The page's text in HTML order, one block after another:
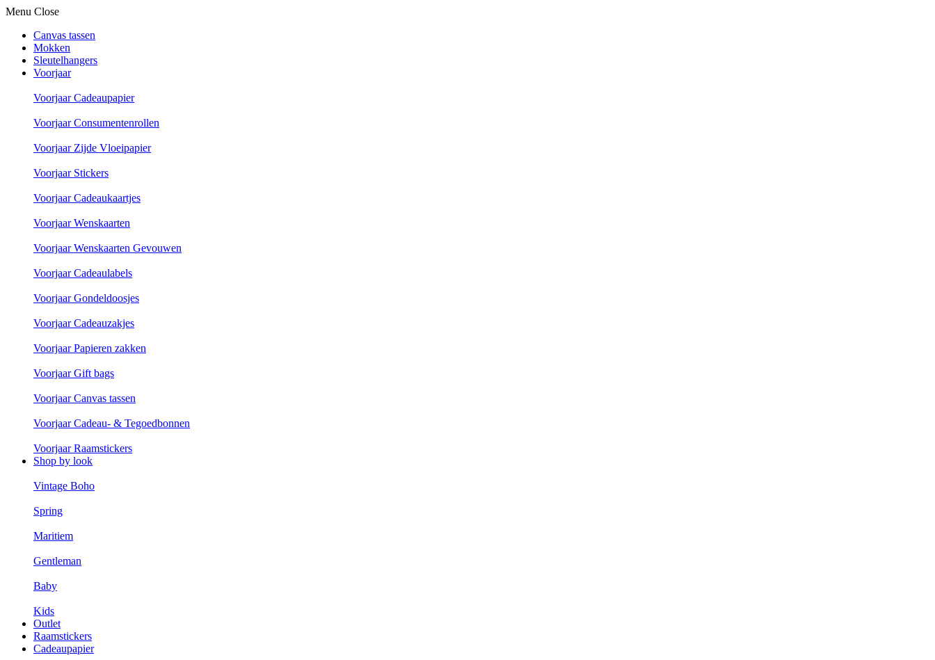
Menu Close
Canvas tassen
Mokken
Sleutelhangers
Voorjaar
Voorjaar Cadeaupapier
Voorjaar Consumentenrollen
Voorjaar Zijde Vloeipapier
Voorjaar Stickers
Voorjaar Cadeaukaartjes
Voorjaar Wenskaarten
Voorjaar Wenskaarten Gevouwen
Voorjaar Cadeaulabels
Voorjaar Gondeldoosjes
Voorjaar Cadeauzakjes
Voorjaar Papieren zakken
Voorjaar Gift bags
Voorjaar Canvas tassen
Voorjaar Cadeau- & Tegoedbonnen
Voorjaar Raamstickers
Shop by look
Vintage Boho
Spring
Maritiem
Gentleman
Baby
Kids
Outlet
Raamstickers
Cadeaupapier